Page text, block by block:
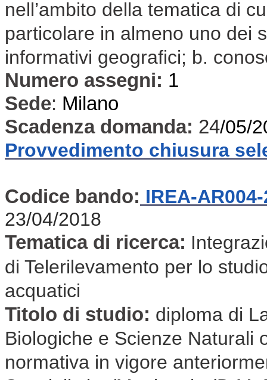
nell’ambito della tematica di
particolare in almeno uno dei
informativi geografici; b.
Numero assegni: 1
Sede: Milano
Scadenza domanda: 24/05/
Provvedimento chiusura
Codice bando: IREA-
23/04/2018
Tematica di ricerca:
di Telerilevamento per lo
acquatici
Titolo di studio: diploma di
Biologiche e Scienze Naturali
normativa in vigore